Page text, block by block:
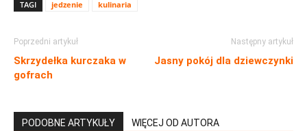
TAGI jedzenie kulinaria
Poprzedni artykuł
Skrzydełka kurczaka w
gofrach
Następny artykuł
Jasny pokój dla dziewczynki
PODOBNE ARTYKUŁY WIĘCEJ OD AUTORA